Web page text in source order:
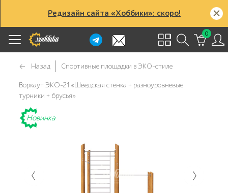
Редизайн сайта «Хоббики»: скоро!
0
Назад Спортивные площадки в ЭКО-стиле
Воркаут ЭКО-21 «Шведская стенка + разноуровневые
турники + брусья»
Новинка